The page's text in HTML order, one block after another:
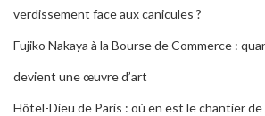
verdissement face aux canicules ?
Fujiko Nakaya à la Bourse de Commerce :
devient une œuvre d’art
Hôtel-Dieu de Paris : où en est le chantier